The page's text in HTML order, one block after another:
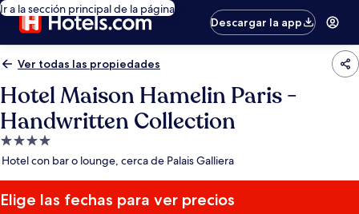
Ir a la sección principal de la página
Descargar la app
Ver todas las propiedades
Hotel Maison Hamelin Paris -
Handwritten Collection
Propiedad
de
estrellas
Hotel con bar o lounge, cerca de Palais Galliera
Elige las fechas para ver precios